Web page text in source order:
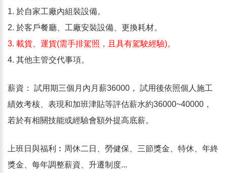
1. 於自家工廠內組裝設備。
2. 於客戶餐廳、工廠安裝設備、更換耗材。
3. 載貨、運貨(需手排駕照，且具有駕駛經驗)。
4. 其他主管交代事項。
薪資： 試用期三個月內月薪36000， 試用後依照個人施工
績效考核、表現和加班津貼等評估薪水約36000~40000，
若於有相關技能或經驗會額外提高底薪。
上班日與福利︰周休二日、勞健保、三節獎金、特休、年終
獎金、每年調整薪資、升遷制度...